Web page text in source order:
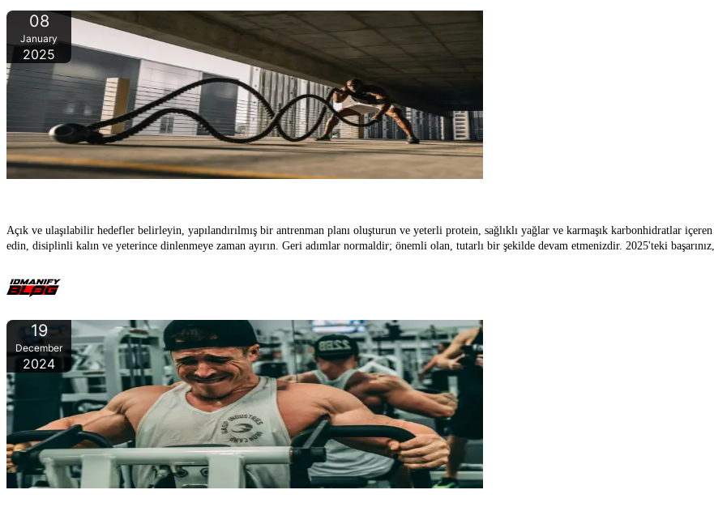
08
January
2025
Açık ve ulaşılabilir hedefler belirleyin, yapılandırılmış bir antrenman planı oluşturun ve yeterli protein, sağlıklı yağlar ve karmaşık karbonhidratlar
edin, disiplinli kalın ve yeterince dinlenmeye zaman ayırın. Geri adımlar normaldir; önemli olan, tutarlı bir şekilde devam etmenizdir. 2025'teki
19
December
2024